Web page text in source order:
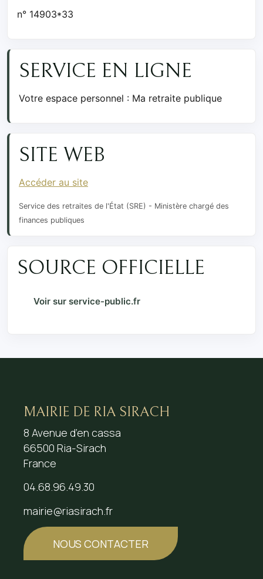
n° 14903*33
SERVICE EN LIGNE
Votre espace personnel : Ma retraite publique
SITE WEB
Accéder au site
Service des retraites de l'État (SRE) - Ministère chargé des
finances publiques
SOURCE OFFICIELLE
Voir sur service-public.fr
MAIRIE DE RIA SIRACH
8 Avenue d’en cassa
66500 Ria-Sirach
France
04.68.96.49.30
mairie@riasirach.fr
NOUS CONTACTER